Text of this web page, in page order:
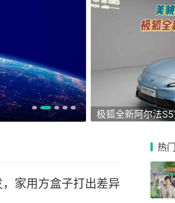
极狐全新阿尔法
家用方盒子打出差异
热